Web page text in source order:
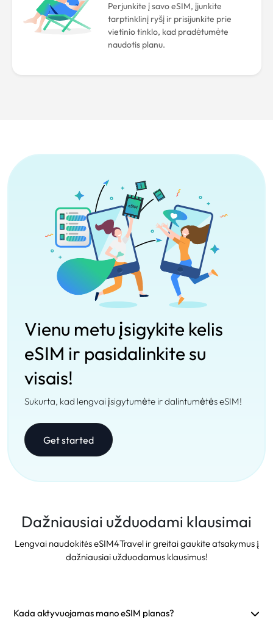
Perjunkite į savo eSIM, įjunkite
tarptinklinį ryšį ir prisijunkite prie
vietinio tinklo, kad pradėtumėte
naudotis planu.
Vienu metu įsigykite kelis
eSIM ir pasidalinkite su
visais!
Sukurta, kad lengvai įsigytumėte ir dalintumėtės eSIM!
Get started
Dažniausiai užduodami klausimai
Lengvai naudokitės eSIM4Travel ir greitai gaukite atsakymus į
dažniausiai užduodamus klausimus!
Kada aktyvuojamas mano eSIM planas?